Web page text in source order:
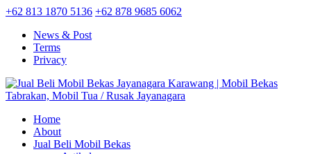
+62 813 1870 5136 +62 878 9685 6062
News & Post
Terms
Privacy
Home
About
Jual Beli Mobil Bekas